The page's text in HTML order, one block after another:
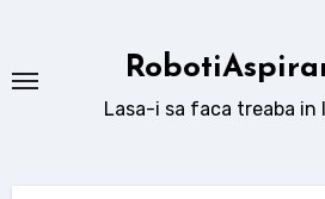
conținut
Lasa-i sa faca treaba in